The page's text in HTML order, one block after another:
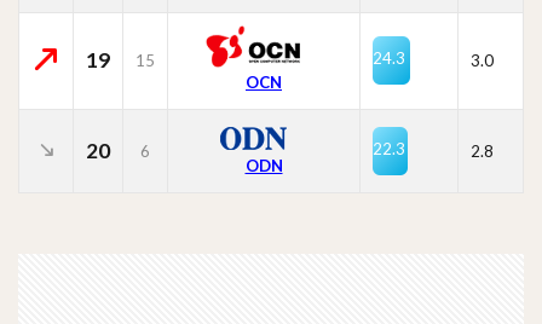
19
15
OCN
24.3 3.0
20 6
ODN
22.3 2.8